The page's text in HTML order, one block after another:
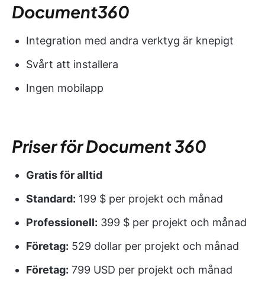
Document360
Integration med andra verktyg är knepigt
Svårt att installera
Ingen mobilapp
Priser för Document 360
Gratis för alltid
Standard: 199 $ per projekt och månad
Professionell: 399 $ per projekt och månad
Företag: 529 dollar per projekt och månad
Företag: 799 USD per projekt och månad